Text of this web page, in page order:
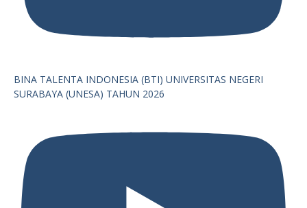
BINA TALENTA INDONESIA (BTI) UNIVERSITAS NEGERI
SURABAYA (UNESA) TAHUN 2026